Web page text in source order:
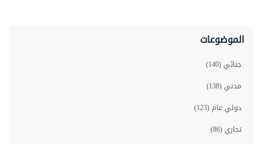
الموضوعات
جنائي (140)
مدني (138)
دولي عام (123)
تجاري (86)